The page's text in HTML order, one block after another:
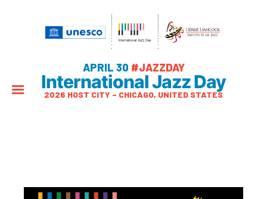
APRIL 30 #JAZZDAY
International Jazz Day
2026 HOST CITY – CHICAGO, UNITED STATES